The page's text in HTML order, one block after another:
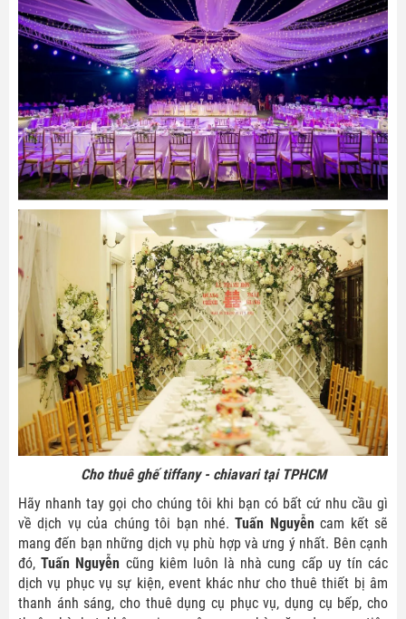
Cho thuê ghế tiffany - chiavari tại TPHCM
Hãy nhanh tay gọi cho chúng tôi khi bạn có bất cứ nhu cầu gì
về dịch vụ của chúng tôi bạn nhé.Tuấn Nguyễn cam kết sẽ
mang đến bạn những dịch vụ phù hợp và ưng ý nhất. Bên cạnh
đó,Tuấn Nguyễn cũng kiêm luôn là nhà cung cấp uy tín các
dịch vụ phục vụ sự kiện, event khác như cho thuê thiết bị âm
thanh ánh sáng, cho thuê dụng cụ phục vụ, dụng cụ bếp, cho